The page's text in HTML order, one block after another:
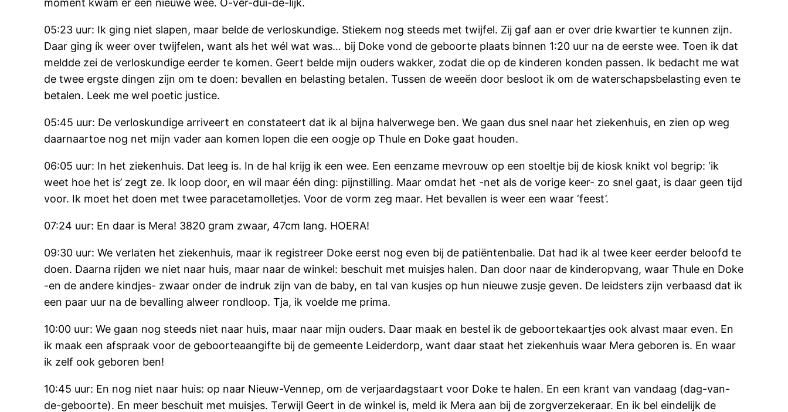
moment kwam er een nieuwe wee. O-ver-dui-de-lijk.
05:23 uur: Ik ging niet slapen, maar belde de verloskundige. Stiekem nog steeds met twijfel. Zij gaf aan er over drie kwartier te kunnen zijn.
Daar ging ík weer over twijfelen, want als het wél wat was… bij Doke vond de geboorte plaats binnen 1:20 uur na de eerste wee. Toen ik dat
meldde zei de verloskundige eerder te komen. Geert belde mijn ouders wakker, zodat die op de kinderen konden passen. Ik bedacht me wat
de twee ergste dingen zijn om te doen: bevallen en belasting betalen. Tussen de weeën door besloot ik om de waterschapsbelasting even te
betalen. Leek me wel poetic justice.
05:45 uur: De verloskundige arriveert en constateert dat ik al bijna halverwege ben. We gaan dus snel naar het ziekenhuis, en zien op weg
daarnaartoe nog net mijn vader aan komen lopen die een oogje op Thule en Doke gaat houden.
06:05 uur: In het ziekenhuis. Dat leeg is. In de hal krijg ik een wee. Een eenzame mevrouw op een stoeltje bij de kiosk knikt vol begrip: ‘ik
weet hoe het is’ zegt ze. Ik loop door, en wil maar één ding: pijnstilling. Maar omdat het -net als de vorige keer- zo snel gaat, is daar geen tijd
voor. Ik moet het doen met twee paracetamolletjes. Voor de vorm zeg maar. Het bevallen is weer een waar ‘feest’.
07:24 uur: En daar is Mera! 3820 gram zwaar, 47cm lang. HOERA!
09:30 uur: We verlaten het ziekenhuis, maar ik registreer Doke eerst nog even bij de patiëntenbalie. Dat had ik al twee keer eerder beloofd te
doen. Daarna rijden we niet naar huis, maar naar de winkel: beschuit met muisjes halen. Dan door naar de kinderopvang, waar Thule en Doke
-en de andere kindjes- zwaar onder de indruk zijn van de baby, en tal van kusjes op hun nieuwe zusje geven. De leidsters zijn verbaasd dat ik
een paar uur na de bevalling alweer rondloop. Tja, ik voelde me prima.
10:00 uur: We gaan nog steeds niet naar huis, maar naar mijn ouders. Daar maak en bestel ik de geboortekaartjes ook alvast maar even. En
ik maak een afspraak voor de geboorteaangifte bij de gemeente Leiderdorp, want daar staat het ziekenhuis waar Mera geboren is. En waar
ik zelf ook geboren ben!
10:45 uur: En nog niet naar huis: op naar Nieuw-Vennep, om de verjaardagstaart voor Doke te halen. En een krant van vandaag (dag-van-
de-geboorte). En meer beschuit met muisjes. Terwijl Geert in de winkel is, meld ik Mera aan bij de zorgverzekeraar. En ik bel eindelijk de